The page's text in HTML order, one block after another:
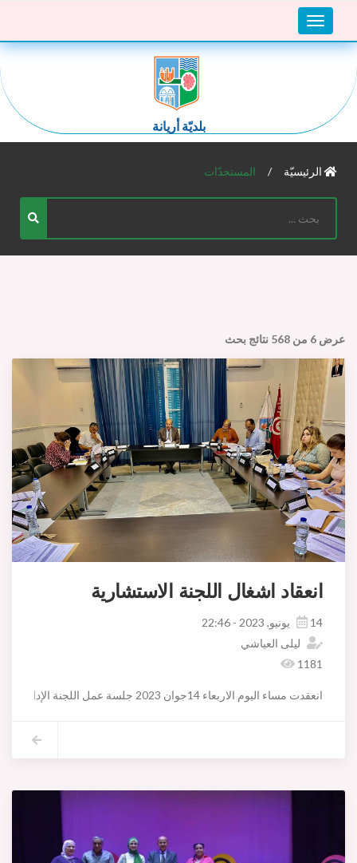
Toggle
navigation
بلديّة أريانة
الرئيسيّة المستجدّات
عرض 6 من 568 نتائج بحث
انعقاد اشغال اللجنة الاستشارية
14 يونيو, 2023 - 22:46
ليلى العياشي
1181
انعقدت مساء اليوم الاربعاء 14جوان 2023 جلسة عمل اللجنة الإدارية الاستشارية بإشراف السيد لطفي الدشرواي وبحضور اطارات البلدية وذلك للنظر في: